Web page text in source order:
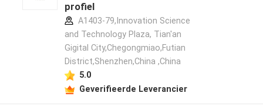
profiel
A1403-79,Innovation Science
and Technology Plaza, Tian'an
Gigital City,Chegongmiao,Futian
District,Shenzhen,China ,China
5.0
Geverifieerde Leverancier